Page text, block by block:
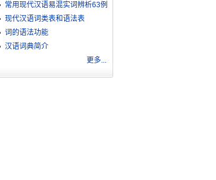
常用现代汉语易混实词辨析63例
现代汉语词类表和语法表
词的语法功能
汉语词典简介
更多...